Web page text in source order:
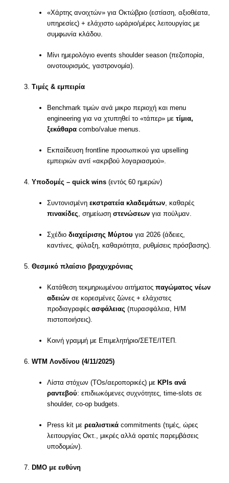
«Χάρτης ανοιχτών» για Οκτώβριο (εστίαση, αξιοθέατα,
υπηρεσίες) + ελάχιστο ωράριο/μέρες λειτουργίας με
συμφωνία κλάδου.
Μίνι ημερολόγιο events shoulder season (πεζοπορία,
οινοτουρισμός, γαστρονομία).
Τιμές & εμπειρία
Benchmark τιμών ανά μικρο περιοχή και menu
engineering για να χτυπηθεί το «τάπερ» μετίμια,
ξεκάθαρα combo/value menus.
Εκπαίδευση frontline προσωπικού για upselling
εμπειριών αντί «ακριβού λογαριασμού».
Υποδομές – quick wins (εντός 60 ημερών)
Συντονισμένηεκστρατεία κλαδεμάτων, καθαρές
πινακίδες, σημείωσηστενώσεων για πούλμαν.
Σχέδιοδιαχείρισης Μύρτου για 2026 (άδειες,
καντίνες, φύλαξη, καθαριότητα, ρυθμίσεις πρόσβασης).
Θεσμικό πλαίσιο βραχυχρόνιας
Κατάθεση τεκμηριωμένου αιτήματοςπαγώματος νέων
αδειών σε κορεσμένες ζώνες + ελάχιστες
προδιαγραφέςασφάλειας (πυρασφάλεια, Η/Μ
πιστοποιήσεις).
Κοινή γραμμή με Επιμελητήριο/ΣΕΤΕ/ΙΤΕΠ.
WTM Λονδίνου (4/11/2025)
Λίστα στόχων (TOs/αεροπορικές) με KPIs ανά
ραντεβού: επιδιωκόμενες συχνότητες, time-slots σε
shoulder, co-op budgets.
Press kit μερεαλιστικά commitments (τιμές, ώρες
λειτουργίας Οκτ., μικρές αλλά ορατές παρεμβάσεις
υποδομών).
DMO με ευθύνη